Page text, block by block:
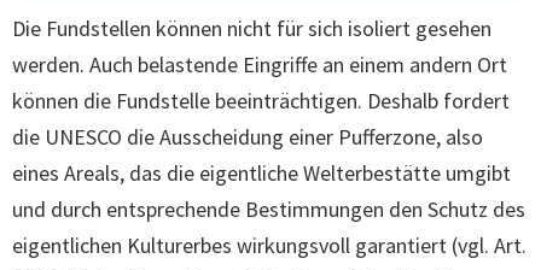
Die Fundstellen können nicht für sich isoliert gesehen
werden. Auch belastende Eingriffe an einem andern Ort
können die Fundstelle beeinträchtigen. Deshalb fordert
die UNESCO die Ausscheidung einer Pufferzone, also
eines Areals, das die eigentliche Welterbestätte umgibt
und durch entsprechende Bestimmungen den Schutz des
eigentlichen Kulturerbes wirkungsvoll garantiert (vgl. Art.